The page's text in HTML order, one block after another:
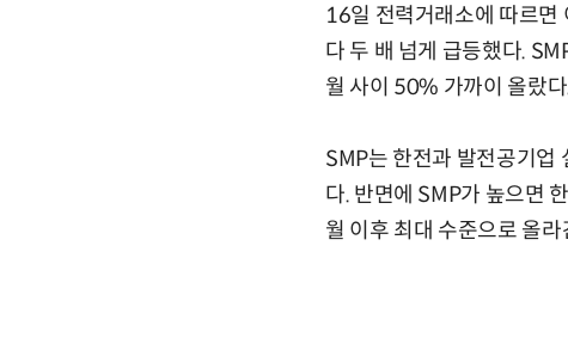
16일 전력거래소에 따르
다 두 배 넘게 급등했다.
월 사이 50% 가까이 올랐
SMP는 한전과 발전공기업
다. 반면에 SMP가 높으면
월 이후 최대 수준으로 올